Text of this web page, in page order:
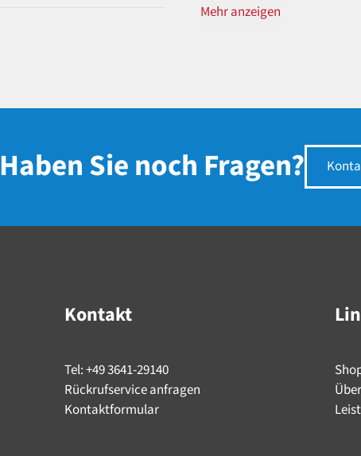
Mehr anzeigen
Haben Sie noch Fragen?
Kontakt
Tel: +49 3641-29140
Rückrufservice anfragen
Kontaktformular